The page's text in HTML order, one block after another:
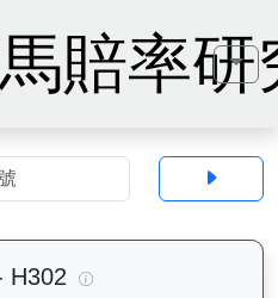
賠率研
H302